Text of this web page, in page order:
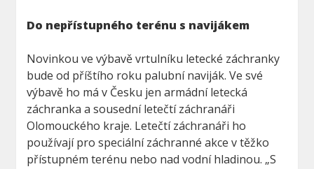
Do nepřístupného terénu s navijákem
Novinkou ve výbavě vrtulníku letecké záchranky
bude od příštího roku palubní naviják. Ve své
výbavě ho má v Česku jen armádní letecká
záchranka a sousední letečtí záchranáři
Olomouckého kraje. Letečtí záchranáři ho
používají pro speciální záchranné akce v těžko
přístupném terénu nebo nad vodní hladinou. „S